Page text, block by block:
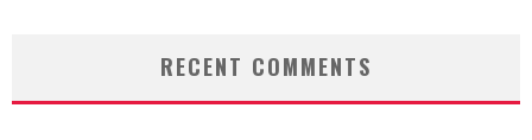
RECENT COMMENTS